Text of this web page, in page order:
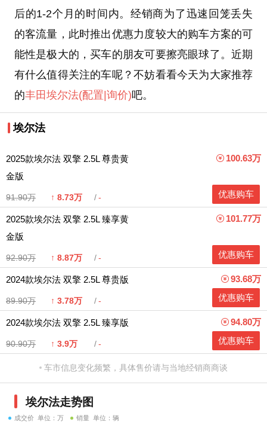
后的1-2个月的时间内。经销商为了迅速回笼丢失
的客流量，此时推出优惠力度较大的购车方案的可
能性是极大的，买车的朋友可要擦亮眼球了。近期
有什么值得关注的车呢？不妨看看今天为大家推荐
的丰田 埃尔法(配置|询价)吧。
埃尔法
2025款埃尔法 双擎 2.5L 尊贵黄
金版
91.90万 ↑ 8.73万 -
100.63万
优惠购车
2025款埃尔法 双擎 2.5L 臻享黄
金版
92.90万 ↑ 8.87万 -
101.77万
优惠购车
2024款埃尔法 双擎 2.5L 尊贵版
89.90万 ↑ 3.78万 -
93.68万
优惠购车
2024款埃尔法 双擎 2.5L 臻享版
90.90万 ↑ 3.9万 -
94.80万
优惠购车
车市信息变化频繁，具体售价请与当地经销商商谈
埃尔法走势图
成交价 单位：万 销量 单位：辆